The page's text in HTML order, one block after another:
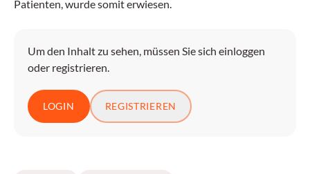
Patienten, wurde somit erwiesen.
Um den Inhalt zu sehen, müssen Sie sich einloggen
oder registrieren.
LOGIN REGISTRIEREN